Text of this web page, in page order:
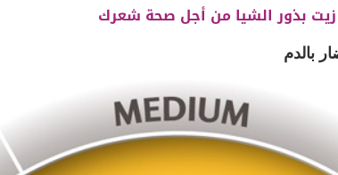
بذور الشيا من أجل صحة شعرك